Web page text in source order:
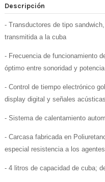
Descripción
- Transductores de tipo
transmitida a la cuba
- Frecuencia de funcionamiento
óptimo entre sonoridad y
- Control de tiempo electrónico
display digital y señales
- Sistema de calentamiento
- Carcasa fabricada en
especial resistencia a los
- 4 litros de capacidad de cuba;